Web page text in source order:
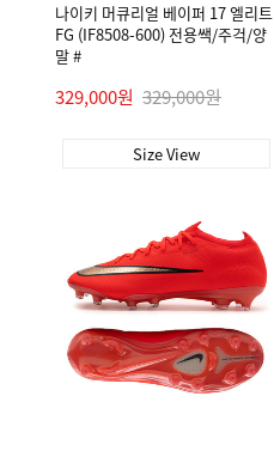
나이키 머큐리얼 베이퍼 17 엘리트
FG (IF8508-600) 전용쌕/주걱/양
말 #
329,000원 329,000원
Size View